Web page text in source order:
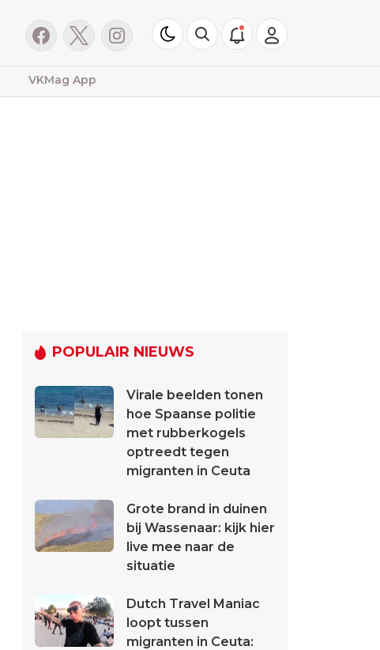
VKMag App
POPULAIR NIEUWS
Virale beelden tonen
hoe Spaanse politie
met rubberkogels
optreedt tegen
migranten in Ceuta
Grote brand in duinen
bij Wassenaar: kijk hier
live mee naar de
situatie
Dutch Travel Maniac
loopt tussen
migranten in Ceuta: